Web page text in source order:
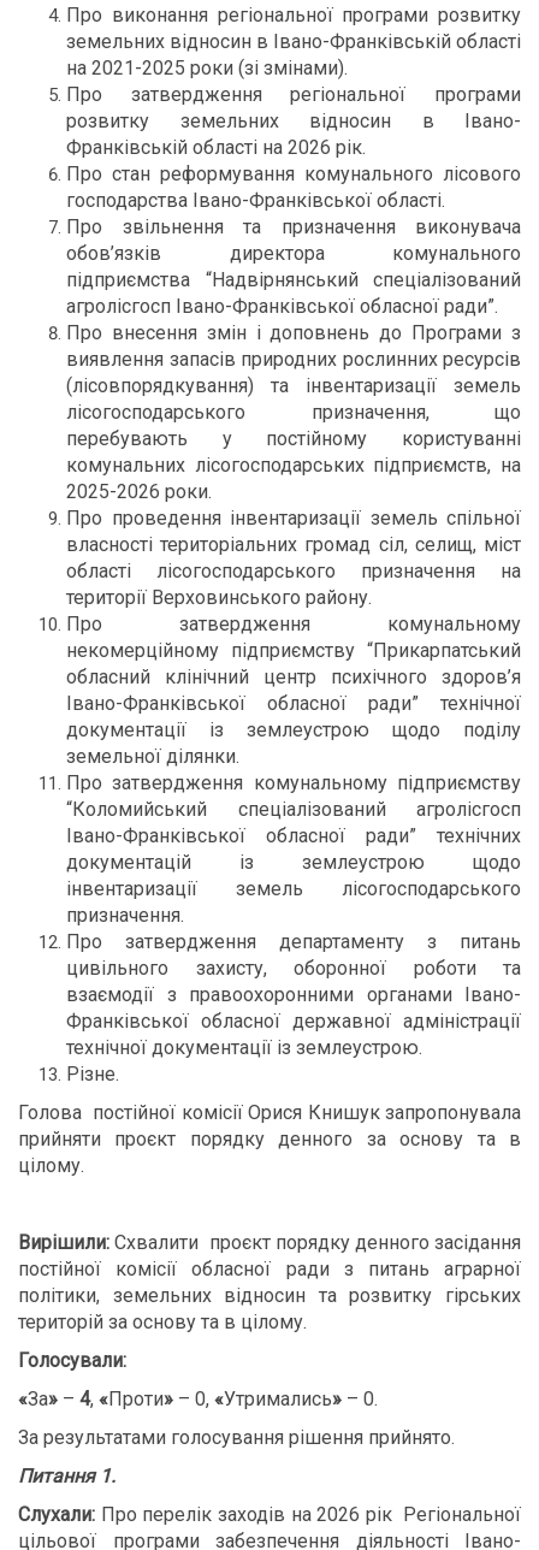
Про виконання регіональної програми розвитку
земельних відносин в Івано-Франківській області
на 2021-2025 роки (зі змінами).
Про затвердження регіональної програми
розвитку земельних відносин в Івано-
Франківській області на 2026 рік.
Про стан реформування комунального лісового
господарства Івано-Франківської області.
Про звільнення та призначення виконувача
обов’язків директора комунального
підприємства “Надвірнянський спеціалізований
агролісгосп Івано-Франківської обласної ради”.
Про внесення змін і доповнень до Програми з
виявлення запасів природних рослинних ресурсів
(лісовпорядкування) та інвентаризації земель
лісогосподарського призначення, що
перебувають у постійному користуванні
комунальних лісогосподарських підприємств, на
2025-2026 роки.
Про проведення інвентаризації земель спільної
власності територіальних громад сіл, селищ, міст
області лісогосподарського призначення на
території Верховинського району.
Про затвердження комунальному
некомерційному підприємству “Прикарпатський
обласний клінічний центр психічного здоров’я
Івано-Франківської обласної ради” технічної
документації із землеустрою щодо поділу
земельної ділянки.
Про затвердження комунальному підприємству
“Коломийський спеціалізований агролісгосп
Івано-Франківської обласної ради” технічних
документацій із землеустрою щодо
інвентаризації земель лісогосподарського
призначення.
Про затвердження департаменту з питань
цивільного захисту, оборонної роботи та
взаємодії з правоохоронними органами Івано-
Франківської обласної державної адміністрації
технічної документації із землеустрою.
Різне.
Голова постійної комісії Орися Книшук запропонувала
прийняти проєкт порядку денного за основу та в
цілому.
Вирішили:Схвалити проєкт порядку денного засідання
постійної комісії обласної ради з питань аграрної
політики, земельних відносин та розвитку гірських
територій за основу та в цілому.
Голосували:
«За» – 4, «Проти» – 0, «Утримались» – 0.
За результатами голосування рішення прийнято.
Питання 1.
Слухали: Про перелік заходів на 2026 рік Регіональної
цільової програми забезпечення діяльності Івано-